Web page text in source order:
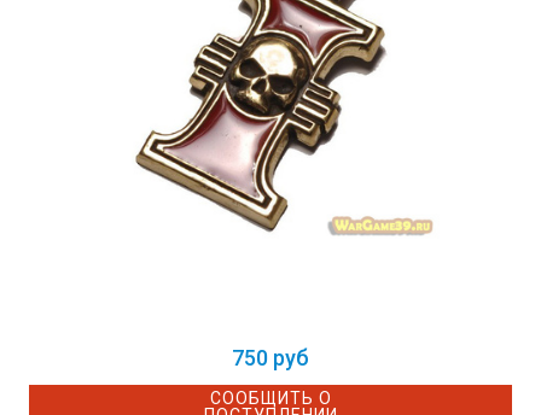
750 руб
СООБЩИТЬ О